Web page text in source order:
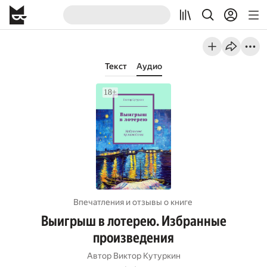
Текст Аудио
Впечатления и отзывы о книге
Выигрыш в лотерею. Избранные
произведения
Автор Виктор Кутуркин